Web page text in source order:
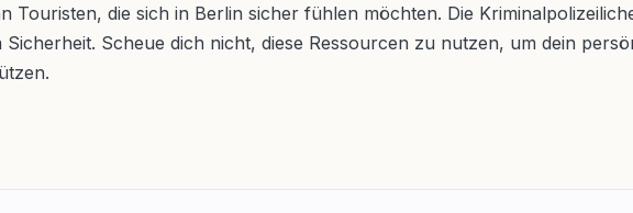
die sich in Berlin sicher fühlen möchten. Die
Scheue dich nicht, diese Ressourcen zu nutzen, um dein